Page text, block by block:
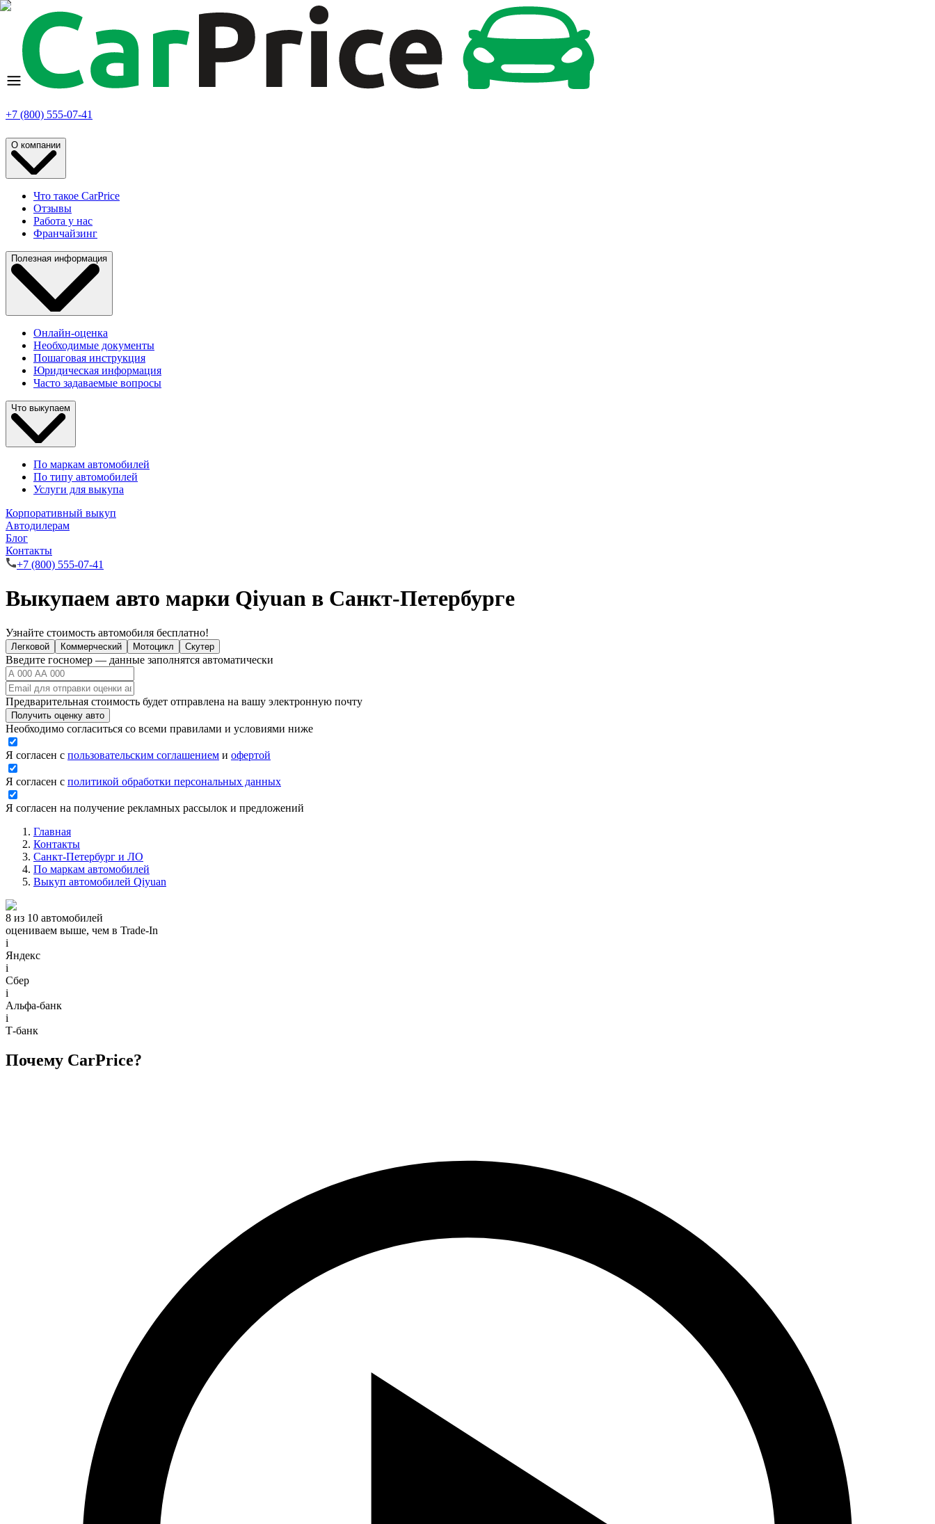
+7 (800) 555-07-41
О компании
Что такое CarPrice
Отзывы
Работа у нас
Франчайзинг
Полезная информация
Онлайн-оценка
Необходимые документы
Пошаговая инструкция
Юридическая информация
Часто задаваемые вопросы
Что выкупаем
По маркам автомобилей
По типу автомобилей
Услуги для выкупа
Корпоративный выкуп
Автодилерам
Блог
Контакты
+7 (800) 555-07-41
Выкупаем авто марки Qiyuan в Санкт-Петербурге
Узнайте стоимость автомобиля бесплатно!
Легковой Коммерческий Мотоцикл Скутер
Введите госномер — данные заполнятся автоматически
Предварительная стоимость будет отправлена на вашу электронную почту
Получить оценку авто
Необходимо согласиться со всеми правилами и условиями ниже
Я согласен с пользовательским соглашением и офертой
Я согласен с политикой обработки персональных данных
Я согласен на получение рекламных рассылок и предложений
Главная
Контакты
Санкт-Петербург и ЛО
По маркам автомобилей
Выкуп автомобилей Qiyuan
8 из 10 автомобилей
оцениваем выше, чем в Trade‑In
i
Яндекс
i
Сбер
i
Альфа-банк
i
Т-банк
Почему CarPrice?